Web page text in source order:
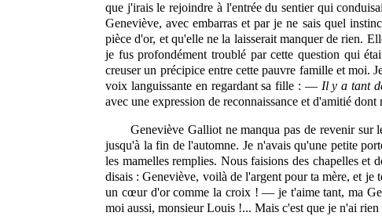
que j'irais le rejoindre à l'entrée du sentier qui
Geneviève, avec embarras et par je ne sais quel
pièce d'or, et qu'elle ne la laisserait manquer de rien.
je fus profondément troublé par cette question qui
creuser un précipice entre cette pauvre famille et moi.
voix languissante en regardant sa fille : — Il y a tant
avec une expression de reconnaissance et d'amitié
Geneviève Galliot ne manqua pas de revenir sur
jusqu'à la fin de l'automne. Je n'avais qu'une petite
les mamelles remplies. Nous faisions des chapelles et
disais : Geneviève, voilà de l'argent pour ta mère, et
un cœur d'or comme la croix ! — je t'aime tant, ma
moi aussi, monsieur Louis !... Mais c'est que je n'ai